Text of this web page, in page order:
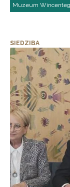
Muzeum
SIEDZIBA